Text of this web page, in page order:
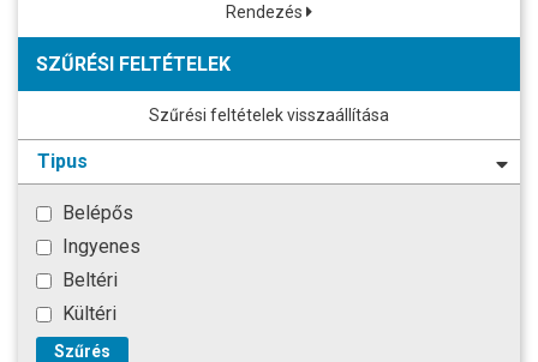
Rendezés
SZŰRÉSI FELTÉTELEK
Szűrési feltételek visszaállítása
Tipus
Belépős
Ingyenes
Beltéri
Kültéri
Szűrés